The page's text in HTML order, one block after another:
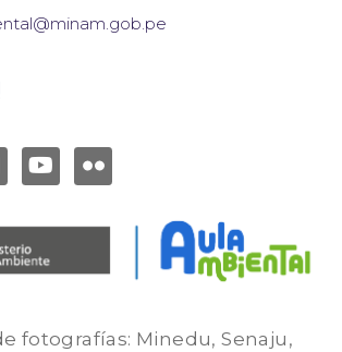
fotografías: Minedu, Senaju,